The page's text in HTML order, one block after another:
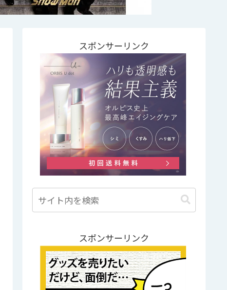
スポンサーリンク
スポンサーリンク